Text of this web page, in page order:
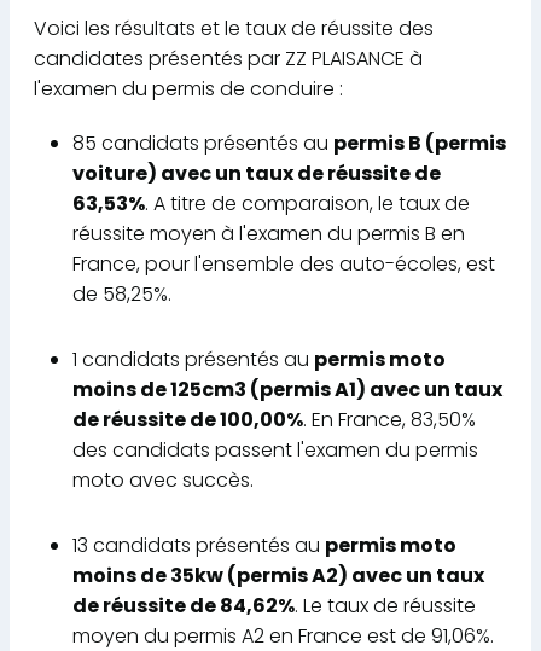
Voici les résultats et le taux de réussite des
candidates présentés par ZZ PLAISANCE à
l'examen du permis de conduire :
85 candidats présentés au permis B (permis
voiture) avec un taux de réussite de
63,53%. A titre de comparaison, le taux de
réussite moyen à l'examen du permis B en
France, pour l'ensemble des auto-écoles, est
de 58,25%.
1 candidats présentés au permis moto
moins de 125cm3 (permis A1) avec un taux
de réussite de 100,00%. En France, 83,50%
des candidats passent l'examen du permis
moto avec succès.
13 candidats présentés au permis moto
moins de 35kw (permis A2) avec un taux
de réussite de 84,62%. Le taux de réussite
moyen du permis A2 en France est de 91,06%.